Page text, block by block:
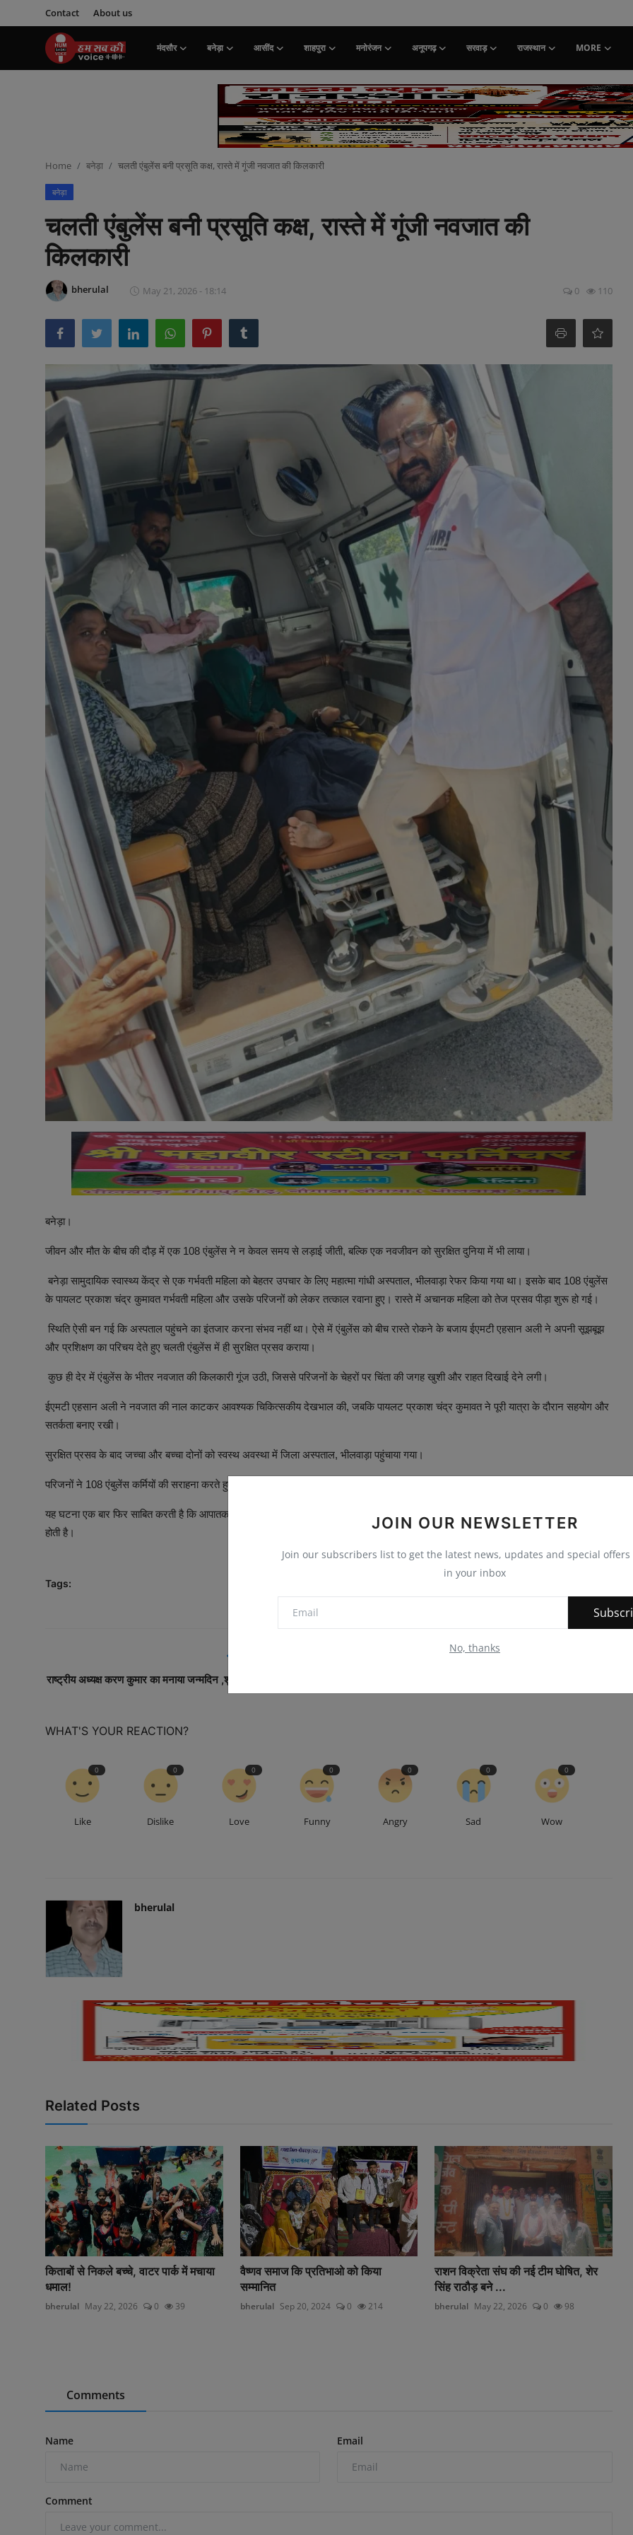
Contact About us
मंदसौर बनेड़ा आसींद शाहपुरा मनोरंजन अनूपगढ़ सरवाड़ राजस्थान MORE
JOIN OUR NEWSLETTER
Join our subscribers list to get the latest news, updates and special
in your inbox
No, thanks
Home बनेड़ा चलती एंबुलेंस बनी प्रसूति कक्ष, रास्ते में गूंजी नवजात की किलकारी
बनेड़ा
चलती एंबुलेंस बनी प्रसूति कक्ष, रास्ते में गूंजी नवजात की
किलकारी
bherulal May 21, 2026 - 18:14 0 110
बनेड़ा।
जीवन और मौत के बीच की दौड़ में एक 108 एंबुलेंस ने न केवल समय से लड़ाई जीती, बल्कि एक नवजीवन को सुरक्षित दुनिया में भी लाया।
बनेड़ा सामुदायिक स्वास्थ्य केंद्र से एक गर्भवती महिला को बेहतर उपचार के लिए महात्मा गांधी अस्पताल, भीलवाड़ा रेफर किया गया था। इसके बाद 108 एंबुलेंस
के पायलट प्रकाश चंद्र कुमावत गर्भवती महिला और उसके परिजनों को लेकर तत्काल रवाना हुए। रास्ते में अचानक महिला को तेज प्रसव पीड़ा शुरू हो गई।
स्थिति ऐसी बन गई कि अस्पताल पहुंचने का इंतजार करना संभव नहीं था। ऐसे में एंबुलेंस को बीच रास्ते रोकने के बजाय ईएमटी एहसान अली ने अपनी सूझबूझ
और प्रशिक्षण का परिचय देते हुए चलती एंबुलेंस में ही सुरक्षित प्रसव कराया।
कुछ ही देर में एंबुलेंस के भीतर नवजात की किलकारी गूंज उठी, जिससे परिजनों के चेहरों पर चिंता की जगह खुशी और राहत दिखाई देने लगी।
ईएमटी एहसान अली ने नवजात की नाल काटकर आवश्यक चिकित्सकीय देखभाल की, जबकि पायलट प्रकाश चंद्र कुमावत ने पूरी यात्रा के दौरान सहयोग और
सतर्कता बनाए रखी।
सुरक्षित प्रसव के बाद जच्चा और बच्चा दोनों को स्वस्थ अवस्था में जिला अस्पताल, भीलवाड़ा पहुंचाया गया।
परिजनों ने 108 एंबुलेंस कर्मियों की सराहना करते हुए उन्हें “भगवान का दूसरा रूप” बताया और उनके प्रति आभार व्यक्त किया।
यह घटना एक बार फिर साबित करती है कि आपातकालीन सेवाओं में कार्यरत कर्मियों की तत्परता, अनुभव और मानवता कई बार लोगों के लिए जीवनदायी साबित
होती है।
Tags:
राष्ट्रीय अध्यक्ष करण कुमार का मनाया जन्मदिन ,शुभकामनाओं का लगा तांता
WHAT'S YOUR REACTION?
0
Like
0
Dislike
0
Love
0
Funny
0
Angry
0
Sad
0
Wow
bherulal
Related Posts
किताबों से निकले बच्चे, वाटर पार्क में मचाया
धमाल!
bherulal May 22, 2026 0 39
वैष्णव समाज कि प्रतिभाओ को किया
सम्मानित
bherulal Sep 20, 2024 0 214
राशन विक्रेता संघ की नई टीम घोषित, शेर
सिंह राठौड़ बने ...
bherulal May 22, 2026 0 98
Comments
Name Email
Comment